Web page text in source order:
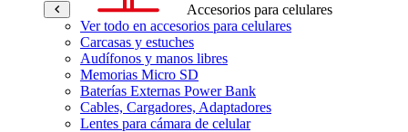
Accesorios para celulares
Ver todo en accesorios para celulares
Carcasas y estuches
Audífonos y manos libres
Memorias Micro SD
Baterías Externas Power Bank
Cables, Cargadores, Adaptadores
Lentes para cámara de celular